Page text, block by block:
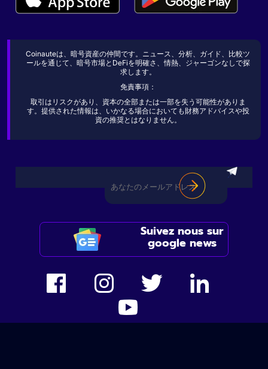
Coinauteは、暗号資産の仲間です。ニュース、分析、ガイド、比較ツ
ールを通じて、暗号市場とDeFiを明確さ、情熱、ジャーゴンなしで探
求します。
免責事項：
取引はリスクがあり、資本の全部または一部を失う可能性がありま
す。提供された情報は、いかなる場合においても財務アドバイスや投
資の推奨とはなりません。
Suivez nous sur
google news